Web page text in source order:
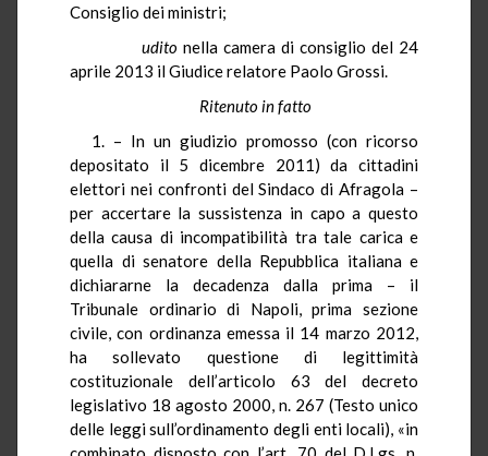
Consiglio dei ministri;
uditonella camera di consiglio del 24
aprile 2013 il Giudice relatore Paolo Grossi.
Ritenuto in fatto
1. – In un giudizio promosso (con ricorso
depositato il 5 dicembre 2011) da cittadini
elettori nei confronti del Sindaco di Afragola –
per accertare la sussistenza in capo a questo
della causa di incompatibilità tra tale carica e
quella di senatore della Repubblica italiana e
dichiararne la decadenza dalla prima – il
Tribunale ordinario di Napoli, prima sezione
civile, con ordinanza emessa il 14 marzo 2012,
ha sollevato questione di legittimità
costituzionale dell’articolo 63 del decreto
legislativo 18 agosto 2000, n. 267 (Testo unico
delle leggi sull’ordinamento degli enti locali), «in